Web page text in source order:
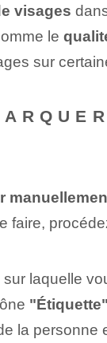
visages
le
sur
faire,
laquelle
"Étiquette"
la personne